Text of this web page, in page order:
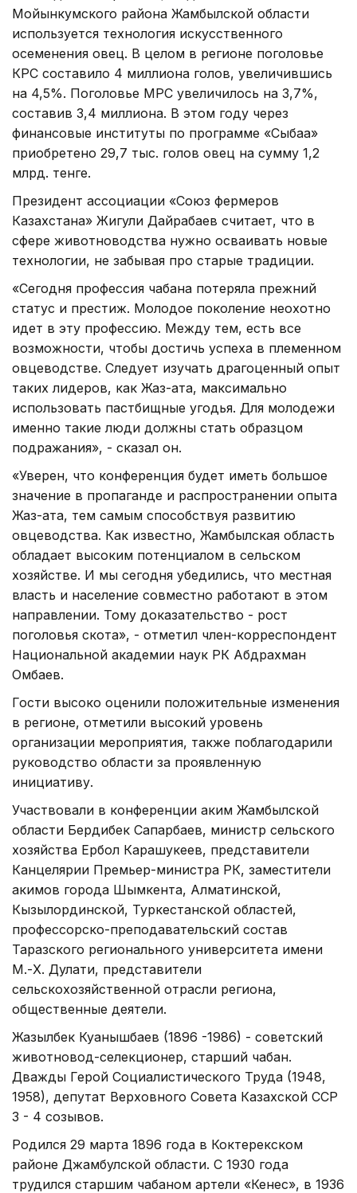
Мойынкумского района Жамбылской области
используется технология искусственного
осеменения овец. В целом в регионе поголовье
КРС составило 4 миллиона голов, увеличившись
на 4,5%. Поголовье МРС увеличилось на 3,7%,
составив 3,4 миллиона. В этом году через
финансовые институты по программе «Сыбаға»
приобретено 29,7 тыс. голов овец на сумму 1,2
млрд. тенге.
Президент ассоциации «Союз фермеров
Казахстана» Жигули Дайрабаев считает, что в
сфере животноводства нужно осваивать новые
технологии, не забывая про старые традиции.
«Сегодня профессия чабана потеряла прежний
статус и престиж. Молодое поколение неохотно
идет в эту профессию. Между тем, есть все
возможности, чтобы достичь успеха в племенном
овцеводстве. Следует изучать драгоценный опыт
таких лидеров, как Жаз-ата, максимально
использовать пастбищные угодья. Для молодежи
именно такие люди должны стать образцом
подражания», - сказал он.
«Уверен, что конференция будет иметь большое
значение в пропаганде и распространении опыта
Жаз-ата, тем самым способствуя развитию
овцеводства. Как известно, Жамбылская область
обладает высоким потенциалом в сельском
хозяйстве. И мы сегодня убедились, что местная
власть и население совместно работают в этом
направлении. Тому доказательство - рост
поголовья скота», - отметил член-корреспондент
Национальной академии наук РК Абдрахман
Омбаев.
Гости высоко оценили положительные изменения
в регионе, отметили высокий уровень
организации мероприятия, также поблагодарили
руководство области за проявленную
инициативу.
Участвовали в конференции аким Жамбылской
области Бердибек Сапарбаев, министр сельского
хозяйства Ербол Карашукеев, представители
Канцелярии Премьер-министра РК, заместители
акимов города Шымкента, Алматинской,
Кызылординской, Туркестанской областей,
профессорско-преподавательский состав
Таразского регионального университета имени
М.-Х. Дулати, представители
сельскохозяйственной отрасли региона,
общественные деятели.
Жазылбек Куанышбаев (1896 -1986) - советский
животновод-селекционер, старший чабан.
Дважды Герой Социалистического Труда (1948,
1958), депутат Верховного Совета Казахской ССР
3 - 4 созывов.
Родился 29 марта 1896 года в Коктерекском
районе Джамбулской области. С 1930 года
трудился старшим чабаном артели «Кенес», в 1936